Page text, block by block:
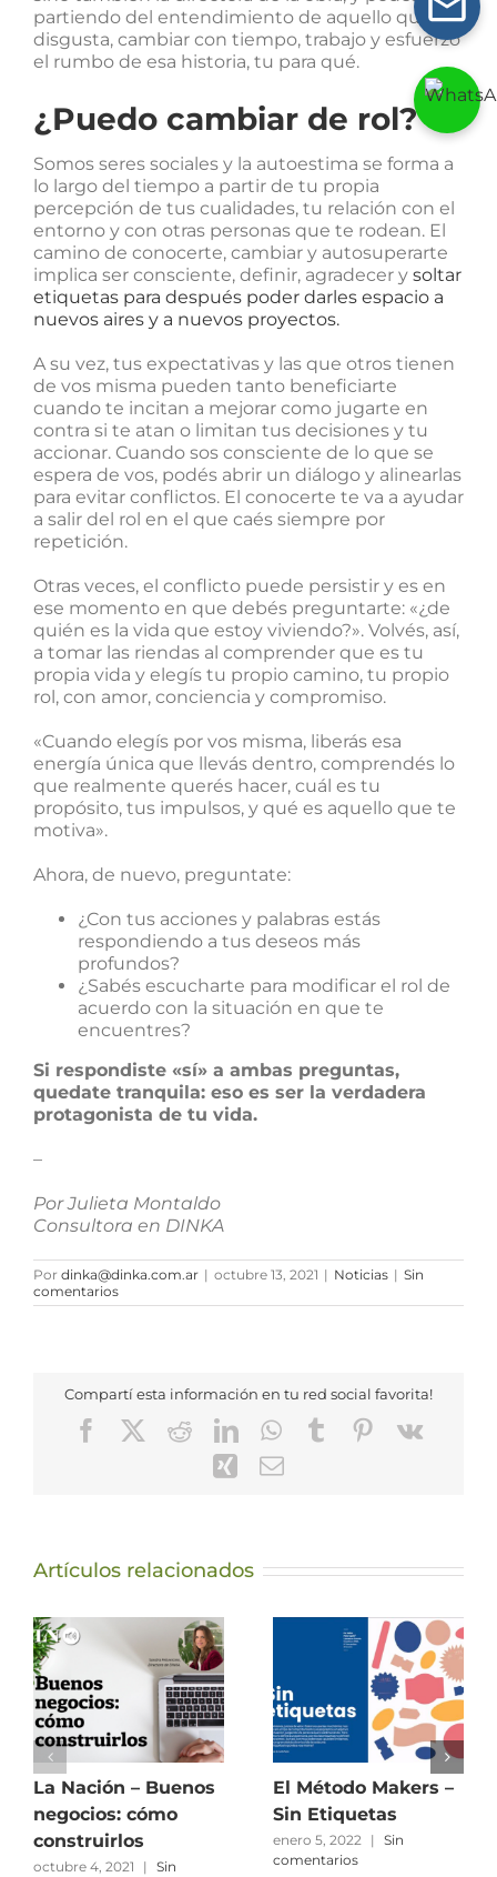
partiendo del entendimiento de aquello que te
disgusta, cambiar con tiempo, trabajo y esfuerzo
el rumbo de esa historia, tu para qué.
¿Puedo cambiar de rol?
Somos seres sociales y la autoestima se forma a
lo largo del tiempo a partir de tu propia
percepción de tus cualidades, tu relación con el
entorno y con otras personas que te rodean. El
camino de conocerte, cambiar y autosuperarte
implica ser consciente, definir, agradecer y soltar
etiquetas para después poder darles espacio a
nuevos aires y a nuevos proyectos.
A su vez, tus expectativas y las que otros tienen
de vos misma pueden tanto beneficiarte
cuando te incitan a mejorar como jugarte en
contra si te atan o limitan tus decisiones y tu
accionar. Cuando sos consciente de lo que se
espera de vos, podés abrir un diálogo y alinearlas
para evitar conflictos. El conocerte te va a ayudar
a salir del rol en el que caés siempre por
repetición.
Otras veces, el conflicto puede persistir y es en
ese momento en que debés preguntarte: «¿de
quién es la vida que estoy viviendo?». Volvés, así,
a tomar las riendas al comprender que es tu
propia vida y elegís tu propio camino, tu propio
rol, con amor, conciencia y compromiso.
«Cuando elegís por vos misma, liberás esa
energía única que llevás dentro, comprendés lo
que realmente querés hacer, cuál es tu
propósito, tus impulsos, y qué es aquello que te
motiva».
Ahora, de nuevo, preguntate:
¿Con tus acciones y palabras estás
respondiendo a tus deseos más
profundos?
¿Sabés escucharte para modificar el rol de
acuerdo con la situación en que te
encuentres?
Si respondiste «sí» a ambas preguntas,
quedate tranquila: eso es ser la verdadera
protagonista de tu vida.
–
Por Julieta Montaldo
Consultora en DINKA
Por dinka@dinka.com.ar | octubre 13, 2021 | Noticias | Sin
comentarios
Compartí esta información en tu red social favorita!
FacebookRedditLinkedInWhatsApp
TumblrPinterest
Vk
XingCorreo
Artículos relacionados
La Nación – Buenos
negocios: cómo
construirlos
octubre 4, 2021 |
Sin
El Método Makers –
Sin Etiquetas
enero 5, 2022 |
Sin
comentarios